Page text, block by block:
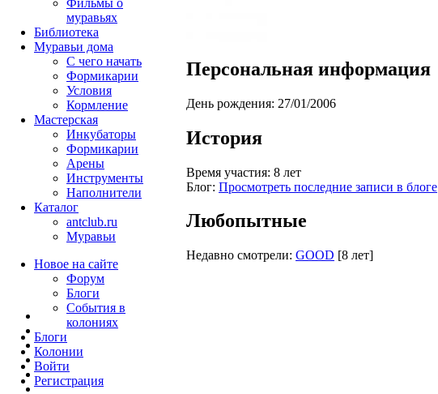
Персональная информация
День рождения: 27/01/2006
История
Время участия: 8 лет
Блог: Просмотреть последние записи в блоге
Любопытные
Недавно смотрели: GOOD [8 лет]
Фильмы о
муравьях
Библиотека
Муравьи дома
С чего начать
Формикарии
Условия
Кормление
Мастерская
Инкубаторы
Формикарии
Арены
Инструменты
Наполнители
Каталог
antclub.ru
Муравьи
Новое на сайте
Форум
Блоги
События в
колониях
Блоги
Колонии
Войти
Peгиcтpaция